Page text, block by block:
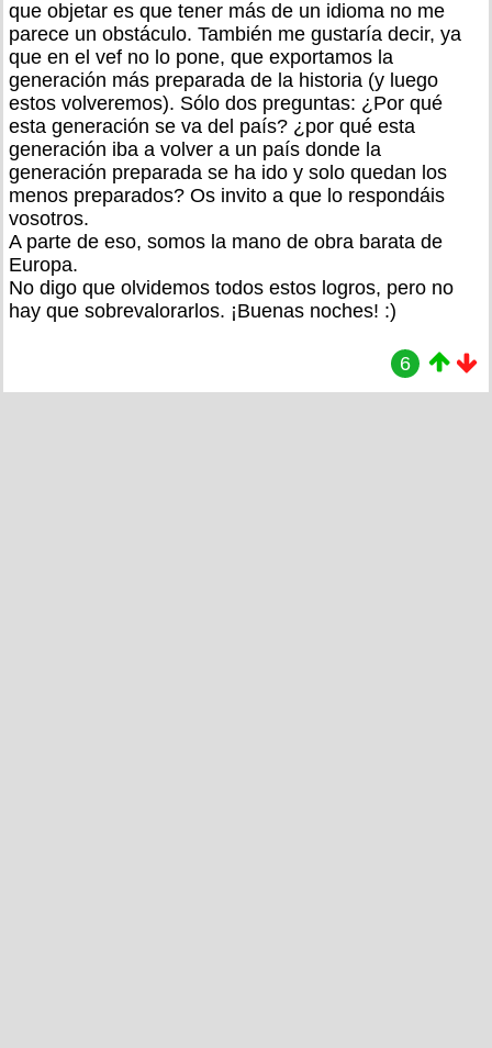
que objetar es que tener más de un idioma no me
parece un obstáculo. También me gustaría decir, ya
que en el vef no lo pone, que exportamos la
generación más preparada de la historia (y luego
estos volveremos). Sólo dos preguntas: ¿Por qué
esta generación se va del país? ¿por qué esta
generación iba a volver a un país donde la
generación preparada se ha ido y solo quedan los
menos preparados? Os invito a que lo respondáis
vosotros.
A parte de eso, somos la mano de obra barata de
Europa.
No digo que olvidemos todos estos logros, pero no
hay que sobrevalorarlos. ¡Buenas noches! :)
6